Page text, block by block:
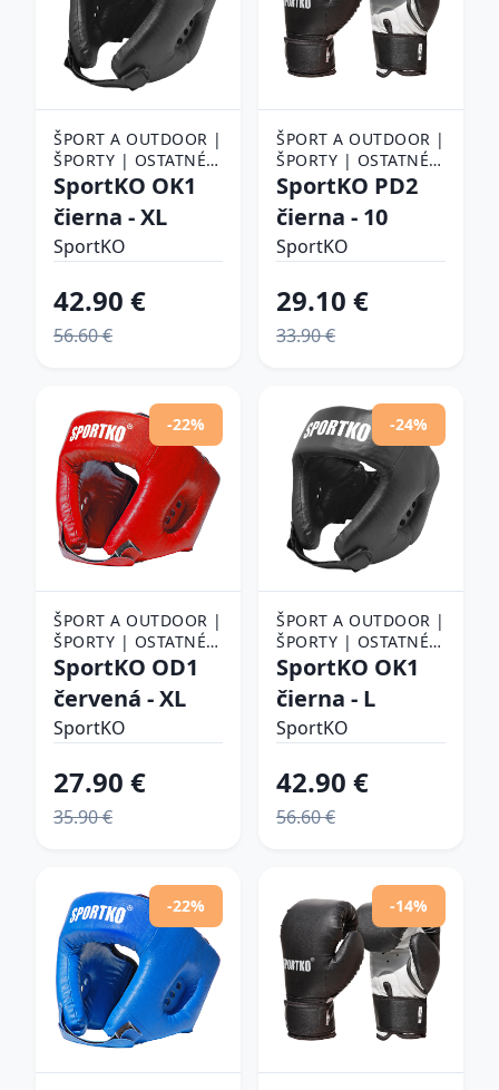
ŠPORT A OUTDOOR |
ŠPORTY | OSTATNÉ
ŠPORTY | BOJOVÉ
ŠPORTY | BOX |
BOXERSKÉ
CHRÁNIČE
SportKO OK1
čierna - XL
SportKO
42.90 €
56.60 €
ŠPORT A OUTDOOR |
ŠPORTY | OSTATNÉ
ŠPORTY | BOJOVÉ
ŠPORTY | BOX |
BOXERSKÉ RUKAVICE
SportKO PD2
čierna - 10
SportKO
29.10 €
33.90 €
-22%
ŠPORT A OUTDOOR |
ŠPORTY | OSTATNÉ
ŠPORTY | BOJOVÉ
ŠPORTY | BOX |
BOXERSKÉ PRILBY
SportKO OD1
červená - XL
SportKO
27.90 €
35.90 €
-24%
ŠPORT A OUTDOOR |
ŠPORTY | OSTATNÉ
ŠPORTY | BOJOVÉ
ŠPORTY | BOX |
BOXERSKÉ
CHRÁNIČE
SportKO OK1
čierna - L
SportKO
42.90 €
56.60 €
-22% -14%